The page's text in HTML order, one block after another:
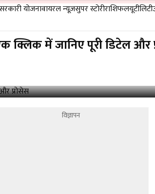
योजनावायरल न्यूज़सुपर स्टोरीराशिफलयूटीलिटी
​क्लिक में जानिए पूरी डिटेल और
विज्ञापन